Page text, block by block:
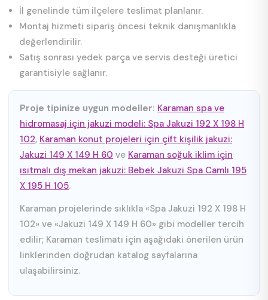
İl genelinde tüm ilçelere teslimat planlanır.
Montaj hizmeti sipariş öncesi teknik danışmanlıkla
değerlendirilir.
Satış sonrası yedek parça ve servis desteği üretici
garantisiyle sağlanır.
Proje tipinize uygun modeller: Karaman spa ve
hidromasaj için jakuzi modeli: Spa Jakuzi 192 X 198 H
102, Karaman konut projeleri için çift kişilik jakuzi:
Jakuzi 149 X 149 H 60 ve Karaman soğuk iklim için
ısıtmalı dış mekan jakuzi: Bebek Jakuzi Spa Camlı 195
X 195 H 105.
Karaman projelerinde sıklıkla «Spa Jakuzi 192 X 198 H
102» ve «Jakuzi 149 X 149 H 60» gibi modeller tercih
edilir; Karaman teslimatı için aşağıdaki önerilen ürün
linklerinden doğrudan katalog sayfalarına
ulaşabilirsiniz.